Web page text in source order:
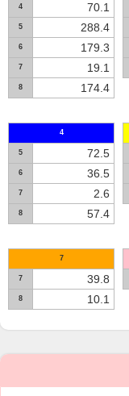
4 70.1
5 288.4
6 179.3
7 19.1
8 174.4
4
5 72.5
6 36.5
7 2.6
8 57.4
7
7 39.8
8 10.1